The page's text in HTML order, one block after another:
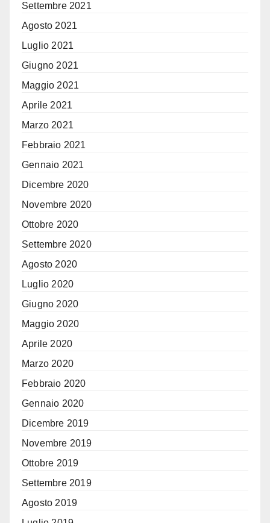
Settembre 2021
Agosto 2021
Luglio 2021
Giugno 2021
Maggio 2021
Aprile 2021
Marzo 2021
Febbraio 2021
Gennaio 2021
Dicembre 2020
Novembre 2020
Ottobre 2020
Settembre 2020
Agosto 2020
Luglio 2020
Giugno 2020
Maggio 2020
Aprile 2020
Marzo 2020
Febbraio 2020
Gennaio 2020
Dicembre 2019
Novembre 2019
Ottobre 2019
Settembre 2019
Agosto 2019